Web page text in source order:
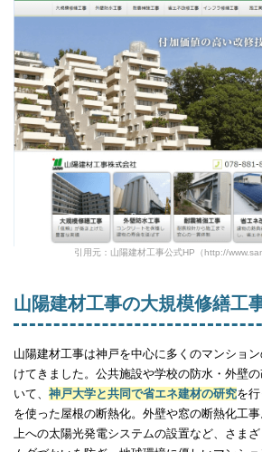
引用元：山陽建材工事公式HP（http://
山陽建材工事の大規模修繕工
山陽建材工事は神戸を中心に多くのマンショ
けてきました。公共施設や学校の防水・外壁
いて、 神戸大学と共同で省エネ建材の研究を
を使った屋根の断熱化。外壁や窓の断熱化工
上への太陽光発電システムの設置など、さま